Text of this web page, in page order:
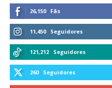
26,150 Fãs
11,450 Seguidores
121,212 Seguidores
260 Seguidores